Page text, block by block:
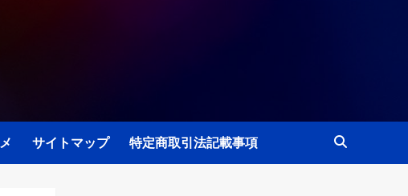
サイトマップ 特定商取引法記載事項